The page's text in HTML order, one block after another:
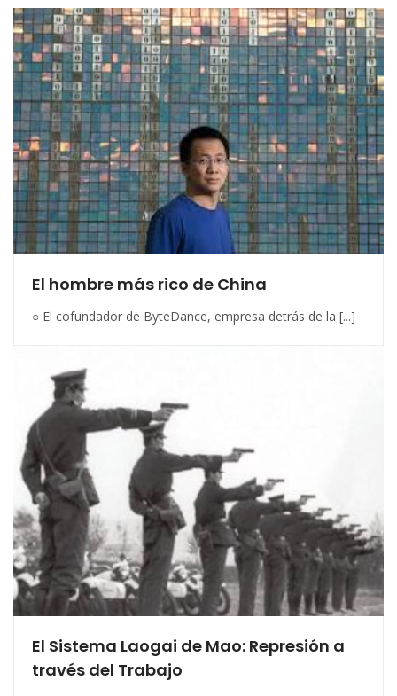
El hombre más rico de China
○ El cofundador de ByteDance, empresa detrás de la [...]
El Sistema Laogai de Mao: Represión a
través del Trabajo